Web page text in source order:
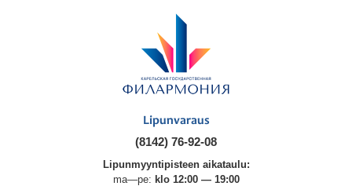
Lipunvaraus
(8142) 76-92-08
Lipunmyyntipisteen aikataulu:
ma—pe: klo 12:00 — 19:00